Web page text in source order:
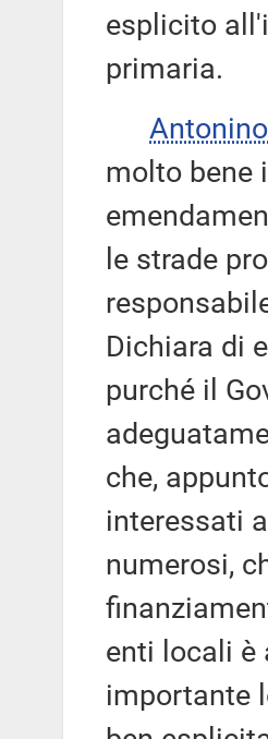
esplicito
primaria.
molto bene
le strade
Dichiara di
purché il
che,
interessati
numerosi,
enti locali è
importante